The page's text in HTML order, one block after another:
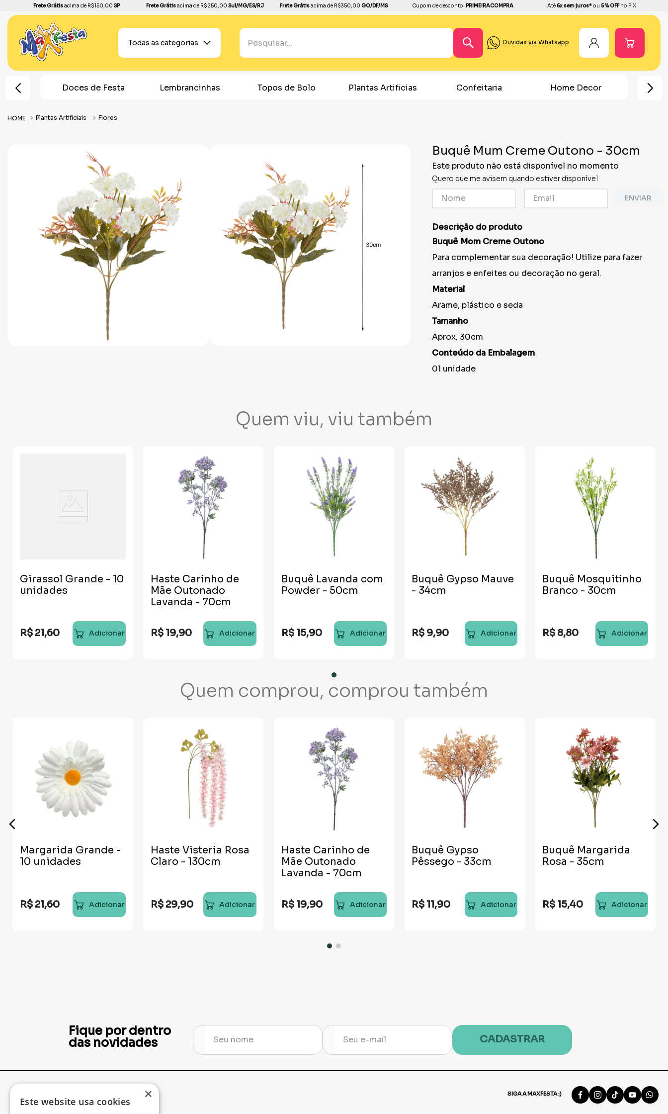
Frete Grátisacima de R$150,00 SP Frete Grátisacima de R$250,00Sul/MG/ES/RJ Frete Grátisacima de R$350,00GO/DF/MS Cupom de desconto:PRIMEIRACOMPRA Até6x sem juros*ou 5% OFFno PIX
Todas as categorias
Pesquisar...
TERMOS MAIS BUSCADOS
boleira
copo papel
pirulito
8º
toalha
9º
peruca
10º festa neon
Duvidas via Whatsapp
Pop Doces de Festa Lembrancinhas Topos de Bolo Plantas Artificias Confeitaria Home Decor Chá
Plantas Artificiais Flores
Buquê Mum Creme Outono - 30cm
Este produto não está disponível no momento
Quero que me avisem quando estiver disponível
ENVIAR
Descrição do produto
Buquê Mom Creme Outono
Para complementar sua decoração! Utilize para fazer
arranjos e enfeites ou decoração no geral.
Material
Arame, plástico e seda
Tamanho
Aprox. 30cm
Conteúdo da Embalagem
01 unidade
Quem viu, viu também
Girassol Grande - 10
unidades
R$ 21,60 Adicionar
Haste Carinho de
Mãe Outonado
Lavanda - 70cm
R$ 19,90 Adicionar
Buquê Lavanda com
Powder - 50cm
R$ 15,90 Adicionar
Buquê Gypso Mauve
- 34cm
R$ 9,90 Adicionar
Buquê Mosquitinho
Branco - 30cm
R$ 8,80 Adicionar
Quem comprou, comprou também
Margarida Grande -
10 unidades
R$ 21,60 Adicionar
Haste Visteria Rosa
Claro - 130cm
R$ 29,90 Adicionar
Haste Carinho de
Mãe Outonado
Lavanda - 70cm
R$ 19,90 Adicionar
Buquê Gypso
Pêssego - 33cm
R$ 11,90 Adicionar
Buquê Margarida
Rosa - 35cm
R$ 15,40 Adicionar
Fique por dentro
das novidades
CADASTRAR
Institucional SIGA A MAXFESTA :)
×
Este website usa cookies